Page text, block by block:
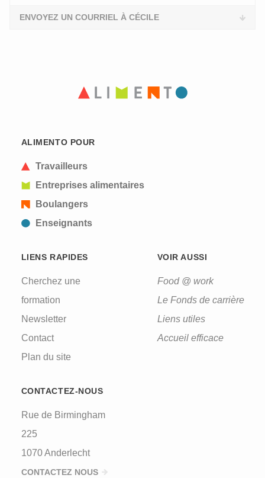
ENVOYEZ UN COURRIEL À CÉCILE
ALIMENTO POUR
Travailleurs
Entreprises alimentaires
Boulangers
Enseignants
LIENS RAPIDES
Cherchez une
formation
Newsletter
Contact
Plan du site
VOIR AUSSI
Food @ work
Le Fonds de carrière
Liens utiles
Accueil efficace
CONTACTEZ-NOUS
Rue de Birmingham
225
1070 Anderlecht
CONTACTEZ NOUS